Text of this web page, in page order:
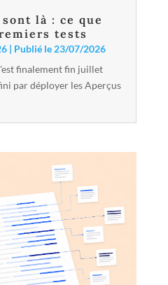
là : ce que
tests
| Publié le 23/07/2026
finalement fin juillet
par déployer les Aperçus